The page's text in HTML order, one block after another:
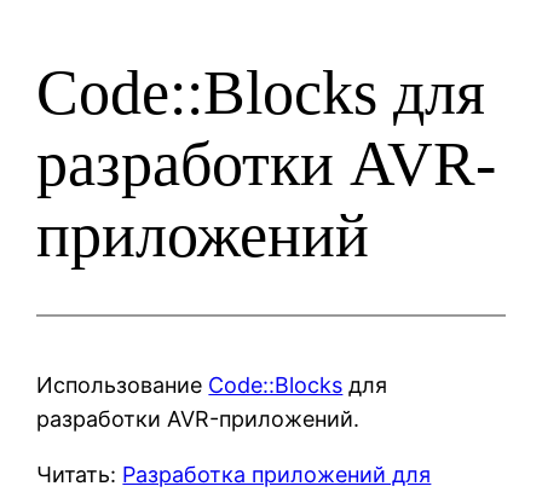
Code::Blocks для
разработки AVR-
приложений
Использование Code::Blocks для
разработки AVR-приложений.
Читать: Разработка приложений для